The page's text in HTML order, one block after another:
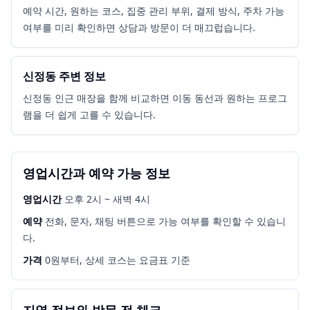
예약 시간, 원하는 코스, 집중 관리 부위, 결제 방식, 주차 가능
여부를 미리 확인하면 상담과 방문이 더 매끄럽습니다.
신정동 주변 정보
신정동 인근 매장을 함께 비교하면 이동 동선과 원하는 프로그
램을 더 쉽게 고를 수 있습니다.
영업시간과 예약 가능 정보
영업시간 오후 2시 ~ 새벽 4시
예약 전화, 문자, 채팅 버튼으로 가능 여부를 확인할 수 있습니
다.
가격 0원부터, 상세 코스는 요금표 기준